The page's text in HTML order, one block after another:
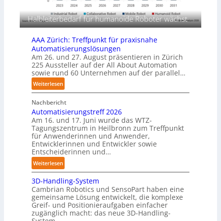
f
ü
r
T
a
u
c
h
r
o
b
o
t
e
r
c
h
n
e
n
p
e
r
o
b
o
t
Halbleiterbedarf für humanoide Roboter wächst
AAA Zürich: Treffpunkt für praxisnahe
Automatisierungslösungen
Am 26. und 27. August präsentieren in Zürich
225 Aussteller auf der All About Automation
sowie rund 60 Unternehmen auf der parallel…
Weiterlesen:
A
A
A
Z
ü
r
i
c
h
:
T
r
e
f
Nachbericht
Automatisierungstreff 2026
Am 16. und 17. Juni wurde das WTZ-
Tagungszentrum in Heilbronn zum Treffpunkt
für Anwenderinnen und Anwender,
Entwicklerinnen und Entwickler sowie
Entscheiderinnen und…
Weiterlesen:
A
u
t
o
m
3D-Handling-System
Cambrian Robotics und SensoPart haben eine
gemeinsame Lösung entwickelt, die komplexe
Greif- und Positionieraufgaben einfacher
zugänglich macht: das neue 3D-Handling-